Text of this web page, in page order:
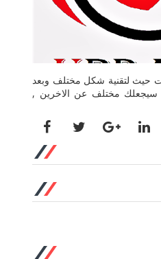
حيث لتقنية شكل مختلف وبعد
سيجعلك مختلف عن الاخرين ,